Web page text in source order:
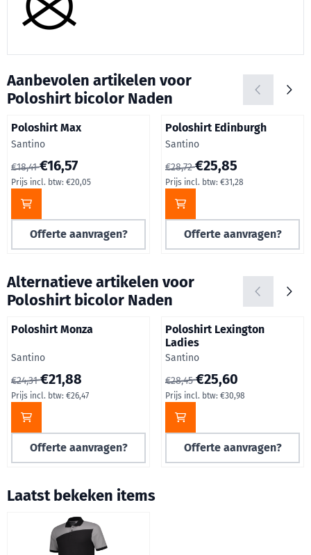
Aanbevolen artikelen voor
Poloshirt bicolor Naden
Poloshirt Max
Merk:
Santino
Van 18,41 voor 16,57, inclusief btw: 20,05
€18,41€16,57
Prijs incl. btw: €20,05
Offerte aanvragen?
Poloshirt Edinburgh
Merk:
Santino
Van 28,72 voor 25,85,
€28,72€25,85
Prijs incl. btw: €31,28
Offerte aanvragen?
Alternatieve artikelen voor
Poloshirt bicolor Naden
Poloshirt Monza
Merk:
Santino
Van 24,31 voor 21,88, inclusief btw: 26,47
€24,31€21,88
Prijs incl. btw: €26,47
Offerte aanvragen?
Poloshirt Lexington
Ladies
Merk:
Santino
Van 28,45 voor 25,60,
€28,45€25,60
Prijs incl. btw: €30,98
Offerte aanvragen?
Laatst bekeken items